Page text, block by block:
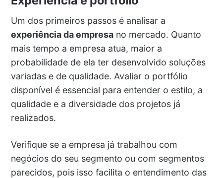
Um dos primeiros passos é analisar a
experiência da empresano mercado. Quanto
mais tempo a empresa atua, maior a
probabilidade de ela ter desenvolvido soluções
variadas e de qualidade. Avaliar o portfólio
disponível é essencial para entender o estilo, a
qualidade e a diversidade dos projetos já
realizados.
Verifique se a empresa já trabalhou com
negócios do seu segmento ou com segmentos
parecidos, pois isso facilita o entendimento das